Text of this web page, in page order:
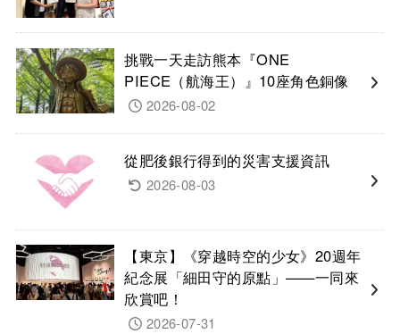
挑戰一天走訪熊本『ONE
PIECE（航海王）』10座角色銅像
2026-08-02
從肥後銀行得到的災害支援資訊
2026-08-03
【東京】《穿越時空的少女》20週年
紀念展「細田守的原點」——一同來
欣賞吧！
2026-07-31